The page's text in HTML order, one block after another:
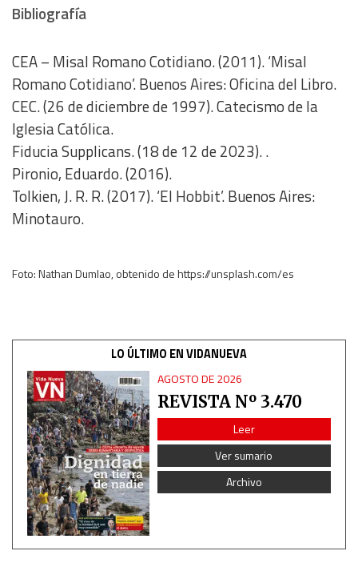
Bibliografía
CEA – Misal Romano Cotidiano. (2011). ‘Misal
Romano Cotidiano’. Buenos Aires: Oficina del Libro.
CEC. (26 de diciembre de 1997). Catecismo de la
Iglesia Católica.
Fiducia Supplicans. (18 de 12 de 2023). .
Pironio, Eduardo. (2016).
Tolkien, J. R. R. (2017). ‘El Hobbit’. Buenos Aires:
Minotauro.
Foto: Nathan Dumlao, obtenido de https://unsplash.com/es
LO ÚLTIMO EN VIDANUEVA
AGOSTO DE 2026
REVISTA Nº 3.470
Leer
Ver sumario
Archivo